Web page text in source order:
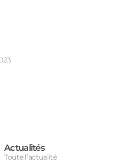
Actualités
Toute l’actualité